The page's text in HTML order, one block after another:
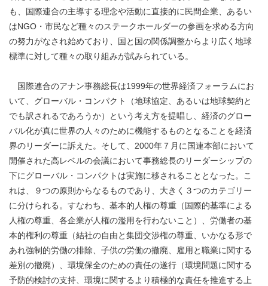
も、国際連合の主導する理念や活動に直接的に民間企業、あるい
はNGO・市民など種々のステークホールダーの参画を求める方向
の努力がなされ始めており、国と国の関係調整からより広く地球
標準に対して種々の取り組みが試みられている。
国際連合のアナン事務総長は1999年の世界経済フォーラムにお
いて、グローバル・コンパクト（地球協定、あるいは地球契約と
でも訳されるであろうか）という考え方を提唱し、経済のグロー
バル化が真に世界の人々のために機能するものとなることを経済
界のリーダーに訴えた。そして、2000年７月に国連本部において
開催された高レベルの会議において事務総長のリーダーシップの
下にグローバル・コンパクトは実施に移されることとなった。こ
れは、９つの原則からなるものであり、大きく３つのカテゴリー
に分けられる。すなわち、基本的人権の尊重（国際的基準による
人権の尊重、各企業が人権の濫用を行わないこと）、労働者の基
本的権利の尊重（結社の自由と集団交渉権の尊重、いかなる形で
あれ強制的労働の排除、子供の労働の撤廃、雇用と職業に関する
差別の撤廃）、環境保全のための責任の遂行（環境問題に関する
予防的検討の支持、環境に関するより積極的な責任を推進する上